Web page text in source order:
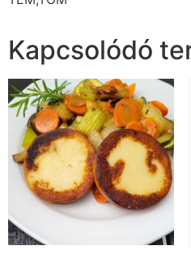
Kapcsolódó